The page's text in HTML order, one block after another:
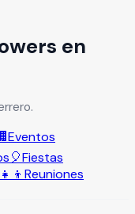
en
Eventos
🎈Fiestas
Reuniones